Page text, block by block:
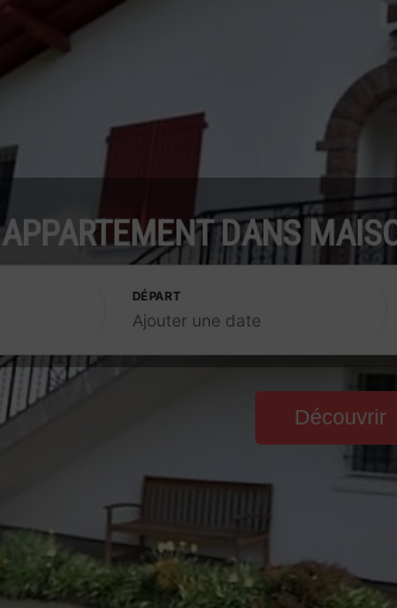
APPARTEMENT DANS
DÉPART
Ajouter une date
Découvrir